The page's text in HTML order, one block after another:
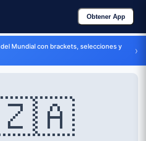
Obtener App
Mundial con brackets, selecciones y
›